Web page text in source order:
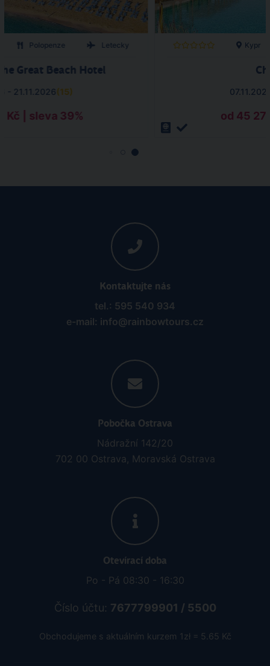
Polopenze Letecky
Great Beach Hotel
- 21.11.2026(15)
Kč | sleva 39%
Kypr
od 45
Kontaktujte nás
tel.: 595 540 934
e-mail: info@rainbowtours.cz
Pobočka Ostrava
Nádražní 142/20
702 00 Ostrava, Moravská Ostrava
Otevírací doba
Po - Pá 08:30 - 16:30
Číslo účtu: 7677799901 / 5500
Obchodujeme s aktuálním kurzem 1zł = 5.65 Kč